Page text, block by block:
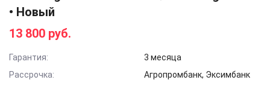
• Новый
13 800 руб.
Гарантия:
3 месяца
Рассрочка:
Агропромбанк, Эксимбанк